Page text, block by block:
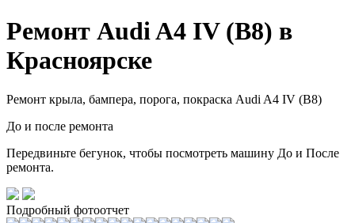
Ремонт Audi A4 IV (B8) в
Красноярске
Ремонт крыла, бампера, порога, покраска Audi A4 IV (B8)
До и после ремонта
Передвиньте бегунок, чтобы посмотреть машину До и После
ремонта.
Подробный фотоотчет